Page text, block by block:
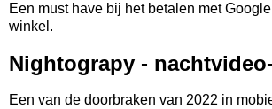
Een must have bij het betalen met
winkel.
Nightograpy -
Een van de doorbraken van 2022 in